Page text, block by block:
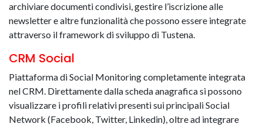
archiviare documenti condivisi, gestire l’iscrizione alle
newsletter e altre funzionalità che possono essere integrate
attraverso il framework di sviluppo di Tustena.
CRM Social
Piattaforma di Social Monitoring completamente integrata
nel CRM. Direttamente dalla scheda anagrafica si possono
visualizzare i profili relativi presenti sui principali Social
Network (Facebook, Twitter, Linkedin), oltre ad integrare